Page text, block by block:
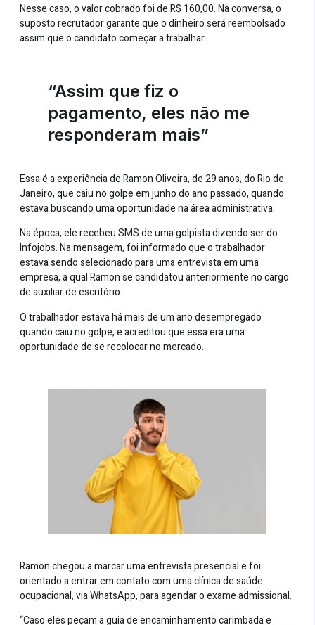
Nesse caso, o valor cobrado foi de R$ 160,00. Na conversa, o
suposto recrutador garante que o dinheiro será reembolsado
assim que o candidato começar a trabalhar.
“Assim que fiz o
pagamento, eles não me
responderam mais”
Essa é a experiência de Ramon Oliveira, de 29 anos, do Rio de
Janeiro, que caiu no golpe em junho do ano passado, quando
estava buscando uma oportunidade na área administrativa.
Na época, ele recebeu SMS de uma golpista dizendo ser do
Infojobs. Na mensagem, foi informado que o trabalhador
estava sendo selecionado para uma entrevista em uma
empresa, a qual Ramon se candidatou anteriormente no cargo
de auxiliar de escritório.
O trabalhador estava há mais de um ano desempregado
quando caiu no golpe, e acreditou que essa era uma
oportunidade de se recolocar no mercado.
Ramon chegou a marcar uma entrevista presencial e foi
orientado a entrar em contato com uma clínica de saúde
ocupacional, via WhatsApp, para agendar o exame admissional.
“Caso eles peçam a guia de encaminhamento carimbada e